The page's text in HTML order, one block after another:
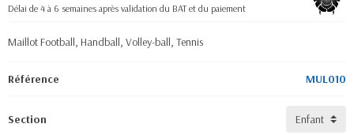
Délai de 4 à 6 semaines après validation du BAT et du paiement
Maillot Football, Handball, Volley-ball, Tennis
Référence MUL010
Section